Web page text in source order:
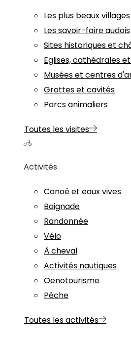
Les plus beaux villages
Les savoir-faire audois
Sites historiques et
Eglises, cathédrales
Musées et centres
Grottes et cavités
Parcs animaliers
Toutes les visites
Activités
Canoë et eaux vives
Baignade
Randonnée
Vélo
À cheval
Activités nautiques
Oenotourisme
Pêche
Toutes les activités